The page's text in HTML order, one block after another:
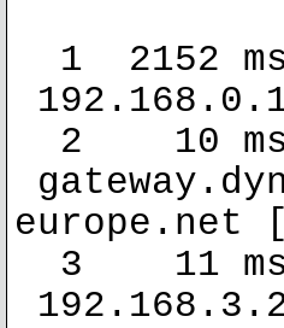
1 2152
2 10
3 11